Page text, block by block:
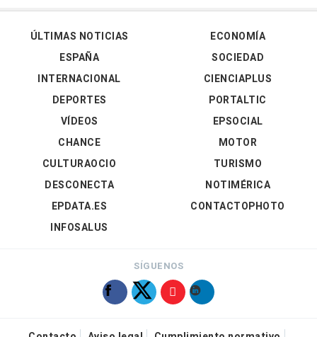
ÚLTIMAS NOTICIAS
ESPAÑA
INTERNACIONAL
DEPORTES
VÍDEOS
ECONOMÍA
SOCIEDAD
CIENCIAPLUS
PORTALTIC
EPSOCIAL
CHANCE
CULTURAOCIO
DESCONECTA
EPDATA.ES
INFOSALUS
MOTOR
TURISMO
NOTIMÉRICA
CONTACTOPHOTO
SÍGUENOS